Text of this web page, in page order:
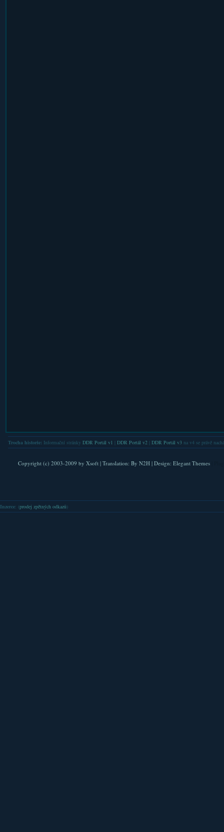
Trocha historie: Informační stránky DDR Portál v1 DDR Portál v2| DDR Portál v3na v4 se právě
Copyright (c) 2003-2009 by Xsoft| Translation: By N2H| Design: Elegant Themes
Inzerce: (prodej zpětných odkazů )